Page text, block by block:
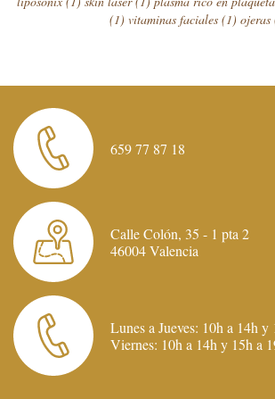
(1) vitaminas faciales (1) ojeras
659 77 87 18
Calle Colón, 35 - 1 pta 2
46004 Valencia
Lunes a Jueves: 10h a 14h y
Viernes: 10h a 14h y 15h a